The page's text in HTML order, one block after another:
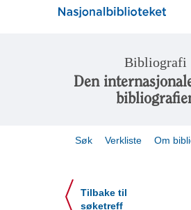
Bibliografi
Den
Søk Verkliste Om
Tilbake til
søketreff